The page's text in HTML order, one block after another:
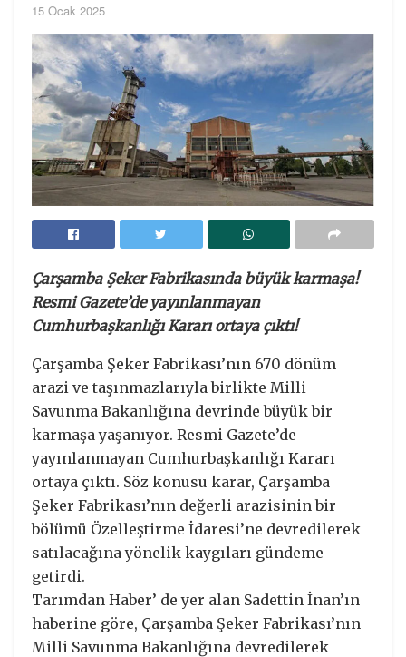
15 Ocak 2025
Çarşamba Şeker Fabrikasında büyük karmaşa!
Resmi Gazete’de yayınlanmayan
Cumhurbaşkanlığı Kararı ortaya çıktı!
Çarşamba Şeker Fabrikası’nın 670 dönüm
arazi ve taşınmazlarıyla birlikte Milli
Savunma Bakanlığına devrinde büyük bir
karmaşa yaşanıyor. Resmi Gazete’de
yayınlanmayan Cumhurbaşkanlığı Kararı
ortaya çıktı. Söz konusu karar, Çarşamba
Şeker Fabrikası’nın değerli arazisinin bir
bölümü Özelleştirme İdaresi’ne devredilerek
satılacağına yönelik kaygıları gündeme
getirdi.
Tarımdan Haber’ de yer alan Sadettin İnan’ın
haberine göre, Çarşamba Şeker Fabrikası’nın
Milli Savunma Bakanlığına devredilerek